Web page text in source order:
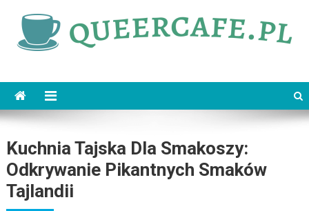
content
Kuchnia Tajska Dla Smakoszy:
Odkrywanie Pikantnych Smaków
Tajlandii